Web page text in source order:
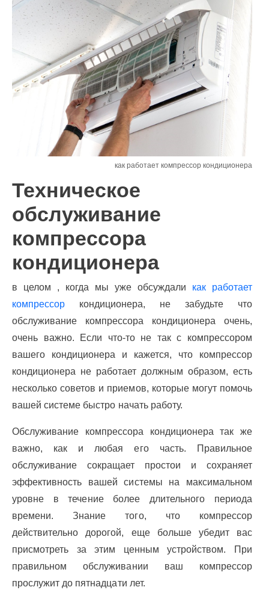
как работает компрессор кондиционера
Техническое
обслуживание
компрессора
кондиционера
в целом , когда мы уже обсуждали как работает
компрессор кондиционера, не забудьте что
обслуживание компрессора кондиционера очень,
очень важно. Если что-то не так с компрессором
вашего кондиционера и кажется, что компрессор
кондиционера не работает должным образом, есть
несколько советов и приемов, которые могут помочь
вашей системе быстро начать работу.
Обслуживание компрессора кондиционера так же
важно, как и любая его часть. Правильное
обслуживание сокращает простои и сохраняет
эффективность вашей системы на максимальном
уровне в течение более длительного периода
времени. Знание того, что компрессор
действительно дорогой, еще больше убедит вас
присмотреть за этим ценным устройством. При
правильном обслуживании ваш компрессор
прослужит до пятнадцати лет.